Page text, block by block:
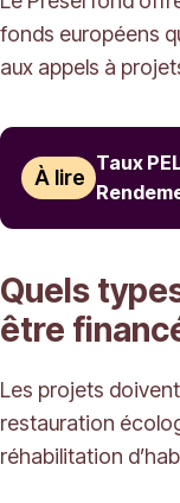
fonds européens
aux appels à
À lire
Taux
Quels
être
Les projets
restauration
réhabilitation